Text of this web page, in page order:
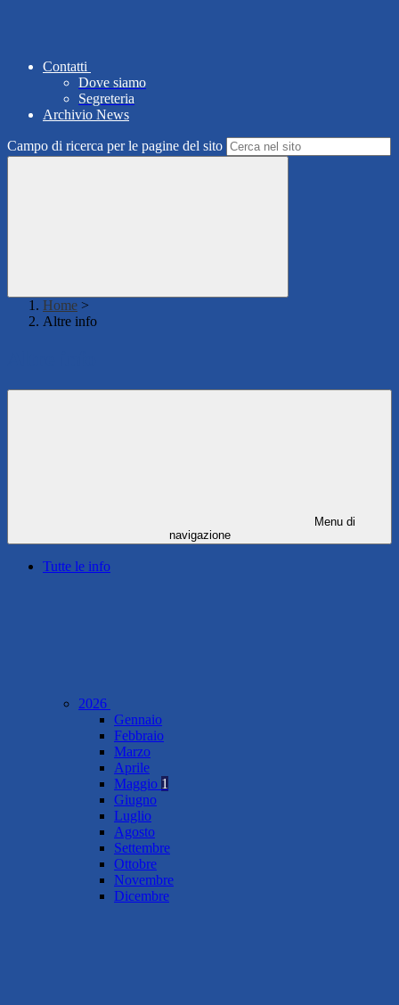
Contatti
Dove siamo
Segreteria
Archivio News
Campo di ricerca per le pagine del sito
Home >
Altre info
Menu di
navigazione
Tutte le info
2026
Gennaio
Febbraio
Marzo
Aprile
Maggio 1
Giugno
Luglio
Agosto
Settembre
Ottobre
Novembre
Dicembre